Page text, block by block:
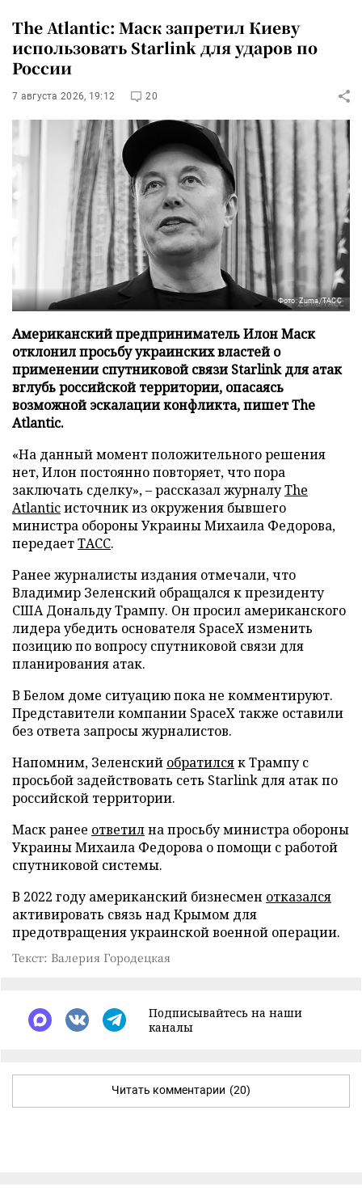
The Atlantic: Маск запретил Киеву
использовать Starlink для ударов по
России
7 августа 2026, 19:12 20
Фото: Zuma/ТАСС
Американский предприниматель Илон Маск
отклонил просьбу украинских властей о
применении спутниковой связи Starlink для атак
вглубь российской территории, опасаясь
возможной эскалации конфликта, пишет The
Atlantic.
«На данный момент положительного решения
нет, Илон постоянно повторяет, что пора
заключать сделку», – рассказал журналуThe
Atlanticисточник из окружения бывшего
министра обороны Украины Михаила Федорова,
передаетТАСС.
Ранее журналисты издания отмечали, что
Владимир Зеленский обращался к президенту
США Дональду Трампу. Он просил американского
лидера убедить основателя SpaceX изменить
позицию по вопросу спутниковой связи для
планирования атак.
В Белом доме ситуацию пока не комментируют.
Представители компании SpaceX также оставили
без ответа запросы журналистов.
Напомним, Зеленский обратилсяк Трампу с
просьбой задействовать сеть Starlink для атак по
российской территории.
Маск ранее ответилна просьбу министра обороны
Украины Михаила Федорова о помощи с работой
спутниковой системы.
В 2022 году американский бизнесмен отказался
активировать связь над Крымом для
предотвращения украинской военной операции.
Текст: Валерия Городецкая
Подписывайтесь на наши
каналы
Читать комментарии (20)